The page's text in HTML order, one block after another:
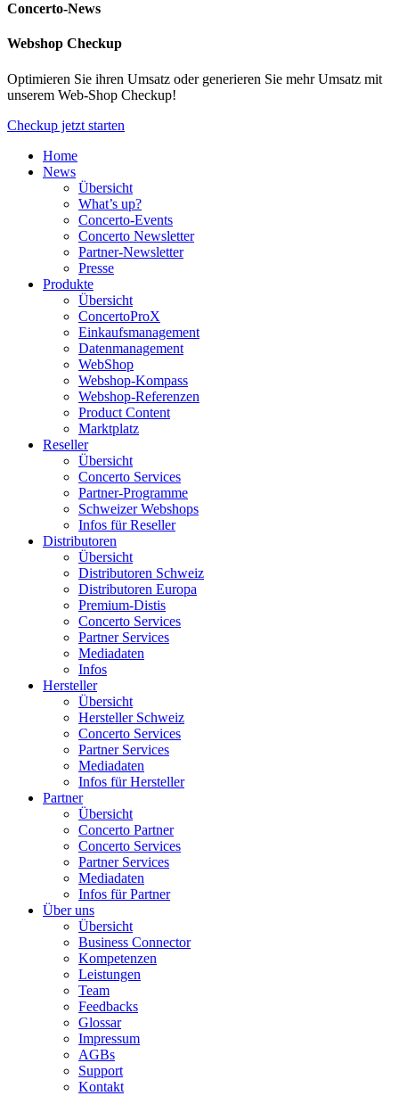
Concerto-News
Webshop Checkup
Optimieren Sie ihren Umsatz oder generieren Sie mehr Umsatz mit
unserem Web-Shop Checkup!
Checkup jetzt starten
Home
News
Übersicht
What’s up?
Concerto-Events
Concerto Newsletter
Partner-Newsletter
Presse
Produkte
Übersicht
ConcertoProX
Einkaufsmanagement
Datenmanagement
WebShop
Webshop-Kompass
Webshop-Referenzen
Product Content
Marktplatz
Reseller
Übersicht
Concerto Services
Partner-Programme
Schweizer Webshops
Infos für Reseller
Distributoren
Übersicht
Distributoren Schweiz
Distributoren Europa
Premium-Distis
Concerto Services
Partner Services
Mediadaten
Infos
Hersteller
Übersicht
Hersteller Schweiz
Concerto Services
Partner Services
Mediadaten
Infos für Hersteller
Partner
Übersicht
Concerto Partner
Concerto Services
Partner Services
Mediadaten
Infos für Partner
Über uns
Übersicht
Business Connector
Kompetenzen
Leistungen
Team
Feedbacks
Glossar
Impressum
AGBs
Support
Kontakt